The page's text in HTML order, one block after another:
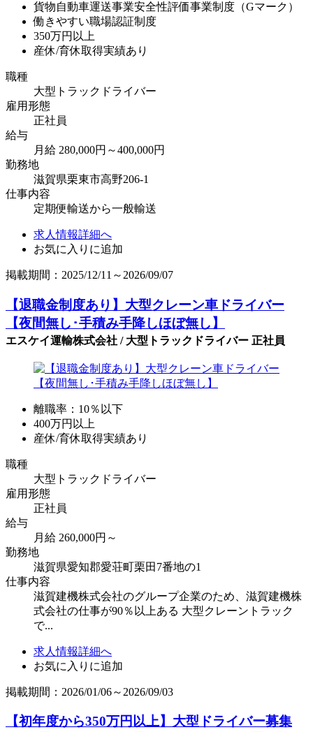
貨物自動車運送事業安全性評価事業制度（Gマーク）
働きやすい職場認証制度
350万円以上
産休/育休取得実績あり
職種
大型トラックドライバー
雇用形態
正社員
給与
月給 280,000円～400,000円
勤務地
滋賀県栗東市高野206-1
仕事内容
定期便輸送から一般輸送
求人情報詳細へ
お気に入りに追加
掲載期間：2025/12/11～2026/09/07
【退職金制度あり】大型クレーン車ドライバー
【夜間無し･手積み手降しほぼ無し】
エスケイ運輸株式会社 / 大型トラックドライバー 正社員
離職率：10％以下
400万円以上
産休/育休取得実績あり
職種
大型トラックドライバー
雇用形態
正社員
給与
月給 260,000円～
勤務地
滋賀県愛知郡愛荘町栗田7番地の1
仕事内容
滋賀建機株式会社のグループ企業のため、滋賀建機株
式会社の仕事が90％以上ある 大型クレーントラック
で...
求人情報詳細へ
お気に入りに追加
掲載期間：2026/01/06～2026/09/03
【初年度から350万円以上】大型ドライバー募集